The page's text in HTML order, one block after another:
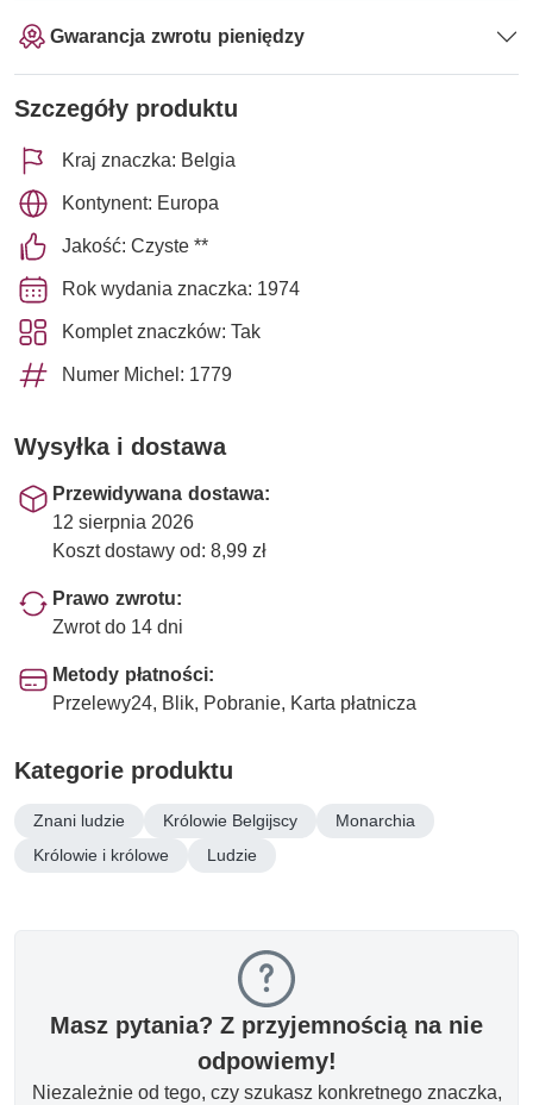
Gwarancja zwrotu pieniędzy
Szczegóły produktu
Kraj znaczka: Belgia
Kontynent: Europa
Jakość: Czyste **
Rok wydania znaczka: 1974
Komplet znaczków: Tak
Numer Michel: 1779
Wysyłka i dostawa
Przewidywana dostawa:
12 sierpnia 2026
Koszt dostawy od: 8,99 zł
Prawo zwrotu:
Zwrot do 14 dni
Metody płatności:
Przelewy24, Blik, Pobranie, Karta płatnicza
Kategorie produktu
Znani ludzie Królowie Belgijscy
Monarchia
Królowie i królowe
Ludzie
Masz pytania? Z przyjemnością na nie
odpowiemy!
Niezależnie od tego, czy szukasz konkretnego znaczka,